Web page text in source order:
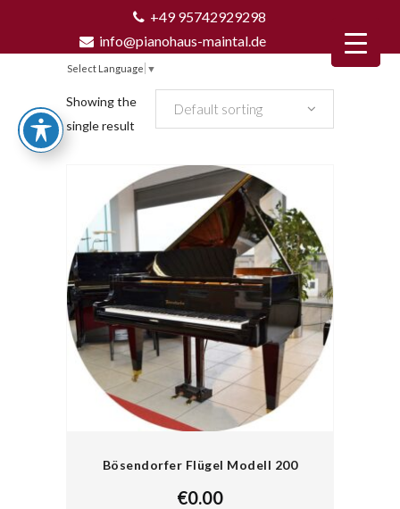
+49 95742929298
info@pianohaus-maintal.de
Select Language ▼
Showing the
single result
Default sorting
Bösendorfer Flügel Modell 200
€0.00